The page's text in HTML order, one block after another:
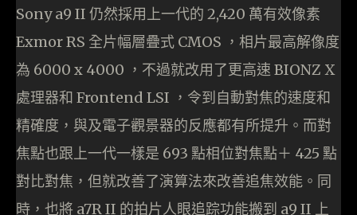
Sony a9 II 仍然採用上一代的 2,420 萬有效像素
Exmor RS 全片幅層疊式 CMOS ，相片最高解像度
為 6000 x 4000 ，不過就改用了更高速 BIONZ X
處理器和 Frontend LSI ，令到自動對焦的速度和
精確度，與及電子觀景器的反應都有所提升。而對
焦點也跟上一代一樣是 693 點相位對焦點＋ 425 點
對比對焦，但就改善了演算法來改善追焦效能。同
時，也將 a7R II 的拍片人眼追踪功能搬到 a9 II 上